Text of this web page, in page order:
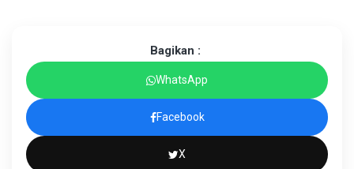
Bagikan :
WhatsApp
Facebook
X